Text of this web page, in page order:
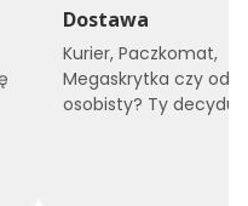
Dostawa
Kurier, Paczkomat,
Megaskrytka czy
osobisty? Ty